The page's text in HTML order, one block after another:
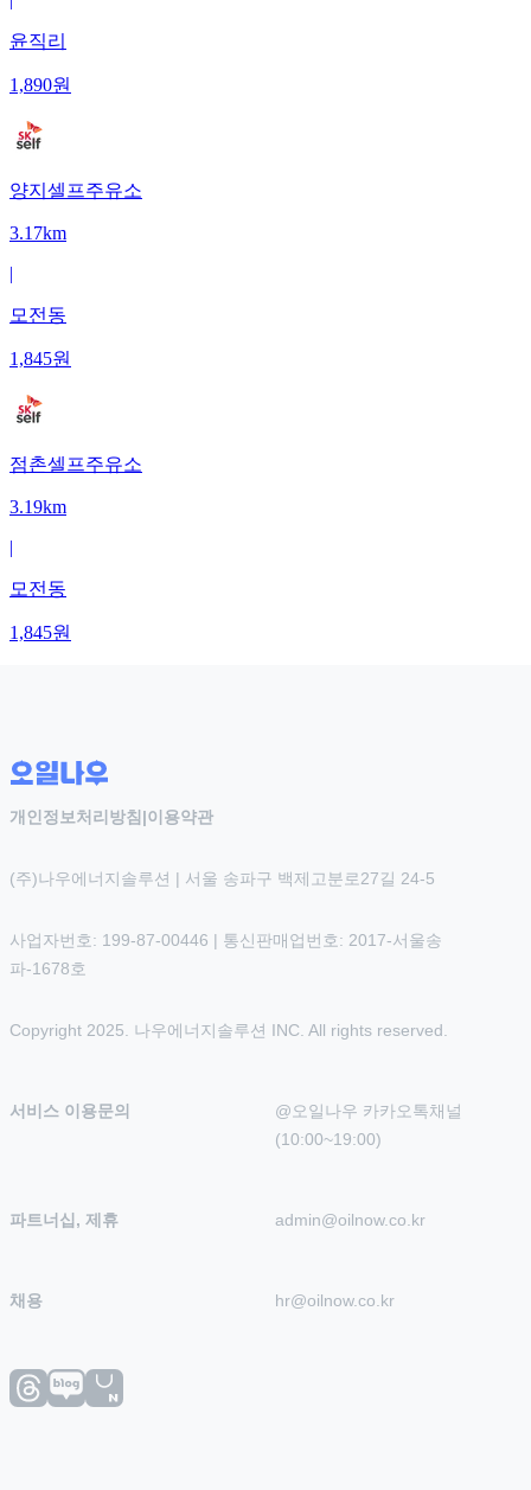
윤직리
1,890원
양지셀프주유소
3.17km
|
모전동
1,845원
점촌셀프주유소
3.19km
|
모전동
1,845원
개인정보처리방침|이용약관
(주)나우에너지솔루션 | 서울 송파구 백제고분로27길 24-5
사업자번호: 199-87-00446 | 통신판매업번호: 2017-서울송
파-1678호
Copyright 2025. 나우에너지솔루션 INC. All rights reserved.
서비스 이용문의
@오일나우 카카오톡채널
(10:00~19:00)
파트너십, 제휴 admin@oilnow.co.kr
채용 hr@oilnow.co.kr